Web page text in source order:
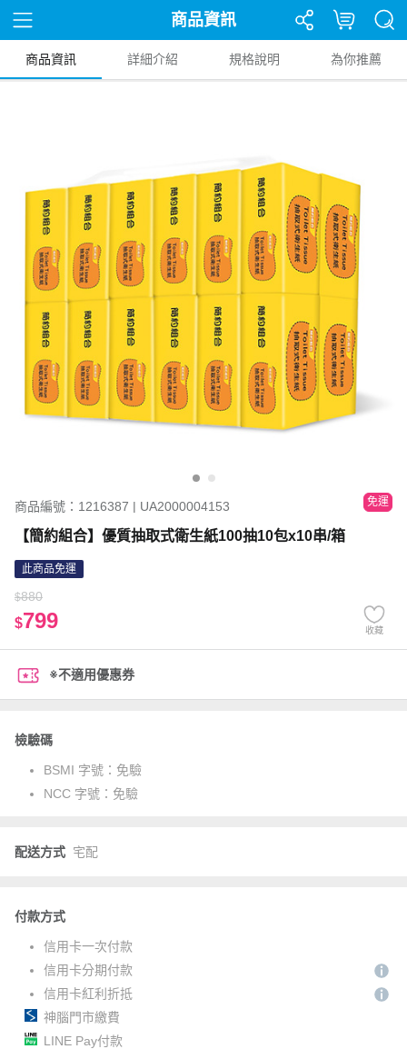
商品資訊
商品資訊 詳細介紹 規格說明 為你推薦
商品編號：1216387 | UA2000004153 免運
【簡約組合】優質抽取式衛生紙100抽10包x10串/箱
此商品免運
$880
$799 收藏
※不適用優惠券
檢驗碼
BSMI 字號： 免驗
NCC 字號： 免驗
配送方式 宅配
付款方式
信用卡一次付款
信用卡分期付款
信用卡紅利折抵
神腦門市繳費
LINE Pay付款